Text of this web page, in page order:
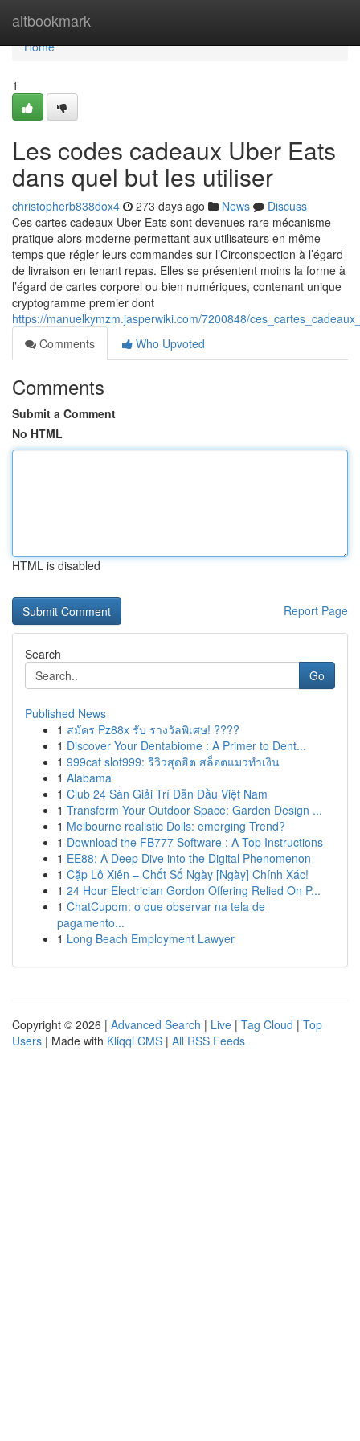
altbookmark
Home
Home
1
Les codes cadeaux Uber Eats
dans quel but les utiliser
christopherb838dox4 273 days ago News
Discuss
Ces cartes cadeaux Uber Eats sont devenues rare mécanisme
pratique alors moderne permettant aux utilisateurs en même
temps que régler leurs commandes sur l’Circonspection à l’égard
de livraison en tenant repas. Elles se présentent moins la forme à
l’égard de cartes corporel ou bien numériques, contenant unique
cryptogramme premier dont
https://manuelkymzm.jasperwiki.com/7200848/
Comments
Who Upvoted
Comments
Submit a Comment
No HTML
HTML is disabled
Report Page
Search
Go
Published News
1 สมัคร Pz88x รับ รางวัลพิเศษ! ????
1 Discover Your Dentabiome : A Primer to Dent...
1 999cat slot999: รีวิวสุดฮิต สล็อตแมวทำเงิน
1 Alabama
1 Club 24 Sàn Giải Trí Dẫn Đầu Việt Nam
1 Transform Your Outdoor Space: Garden Design ...
1 Melbourne realistic Dolls: emerging Trend?
1 Download the FB777 Software : A Top Instructions
1 EE88: A Deep Dive into the Digital Phenomenon
1 Cặp Lô Xiên – Chốt Số Ngày [Ngày] Chính Xác!
1 24 Hour Electrician Gordon Offering Relied On P...
1 ChatCupom: o que observar na tela de
pagamento...
1 Long Beach Employment Lawyer
Copyright © 2026 | Advanced Search | Live | Tag Cloud | Top
Users | Made with Kliqqi CMS | All RSS Feeds